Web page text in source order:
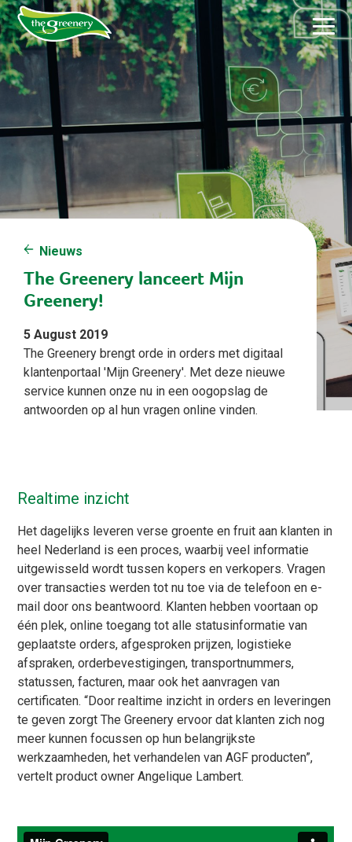
Nieuws
The Greenery lanceert Mijn
Greenery!
5 August 2019
The Greenery brengt orde in orders met digitaal
klantenportaal 'Mijn Greenery'. Met deze nieuwe
service kunnen onze nu in een oogopslag de
antwoorden op al hun vragen online vinden.
Realtime inzicht
Het dagelijks leveren verse groente en fruit aan klanten in
heel Nederland is een proces, waarbij veel informatie
uitgewisseld wordt tussen kopers en verkopers. Vragen
over transacties werden tot nu toe via de telefoon en e-
mail door ons beantwoord. Klanten hebben voortaan op
één plek, online toegang tot alle statusinformatie van
geplaatste orders, afgesproken prijzen, logistieke
afspraken, orderbevestigingen, transportnummers,
statussen, facturen, maar ook het aanvragen van
certificaten. “Door realtime inzicht in orders en leveringen
te geven zorgt The Greenery ervoor dat klanten zich nog
meer kunnen focussen op hun belangrijkste
werkzaamheden, het verhandelen van AGF producten”,
vertelt product owner Angelique Lambert.